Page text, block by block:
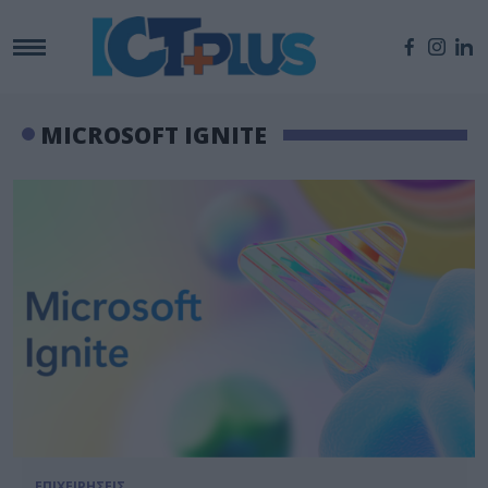
MICROSOFT IGNITE